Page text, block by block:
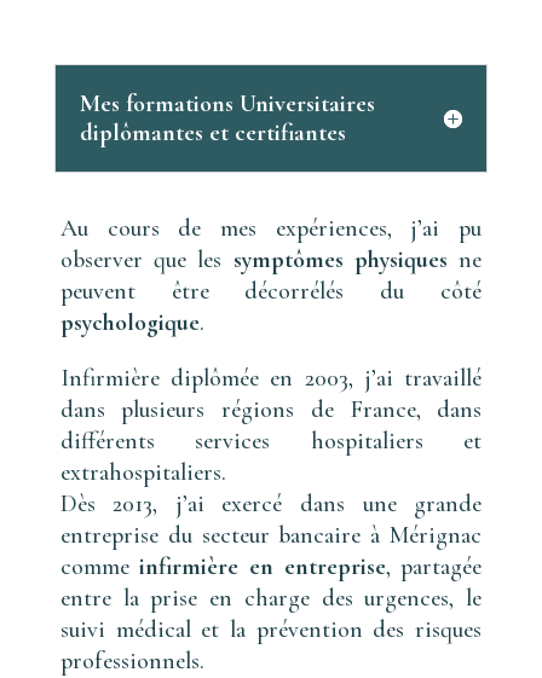
Mes formations Universitaires
diplômantes et certifiantes
Au cours de mes expériences, j’ai pu
observer que les symptômes physiques ne
peuvent être décorrélés du côté
psychologique.
Infirmière diplômée en 2003, j’ai travaillé
dans plusieurs régions de France, dans
différents services hospitaliers et
extrahospitaliers.
Dès 2013, j’ai exercé dans une grande
entreprise du secteur bancaire à Mérignac
commeinfirmière en entreprise, partagée
entre la prise en charge des urgences, le
suivi médical et la prévention des risques
professionnels.